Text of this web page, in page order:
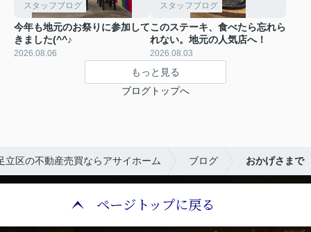
スタッフブログ
今年も地元のお祭りに参加して
きました(^^♪
2026.08.06
スタッフブログ
このステーキ、食べたら忘れら
れない。地元の人気店へ！
2026.08.03
もっと見る
ブログトップへ
立区の不動産売買ならアサイホーム ブログ おかげさまで
ページトップに戻る